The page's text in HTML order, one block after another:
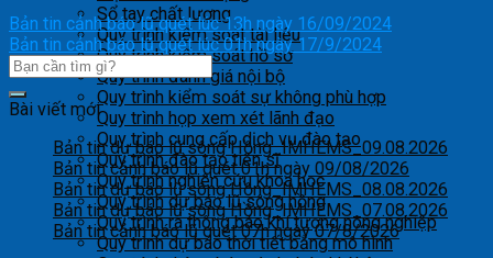
Sổ tay chất lượng
Quy trình kiểm soát tài liệu
Quy trình kiểm soát hồ sơ
Quy trình đánh giá nội bộ
Quy trình kiểm soát sự không phù hợp
Quy trình họp xem xét lãnh đạo
Quy trình cung cấp dịch vụ đào tạo
Quy trình đào tạo tiến sĩ
Quy trình nghiên cứu khoa học
Quy trình dự báo lũ sông hồng
Quy trình ra thông báo khí tượng nông nghiệp
Quy trình dự báo thời tiết bằng mô hình
Bản tin cảnh báo lũ quét lúc 13h ngày 16/09/2024
Bản tin cảnh báo lũ quét lúc 01h ngày 17/9/2024
Bài viết mới
Bản tin dự báo lũ sông Hồng_IMHEMS_09.08.2026
Bản tin cảnh báo lũ quét 01h ngày 09/08/2026
Bản tin dự báo lũ sông Hồng_IMHEMS_08.08.2026
Bản tin dự báo lũ sông Hồng_IMHEMS_07.08.2026
Bản tin cảnh báo lũ quét 07h ngày 07/8/2026